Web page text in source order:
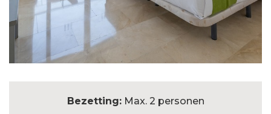
Bezetting:Max. 2 personen